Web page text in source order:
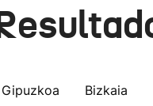
Gipuzkoa Bizkaia